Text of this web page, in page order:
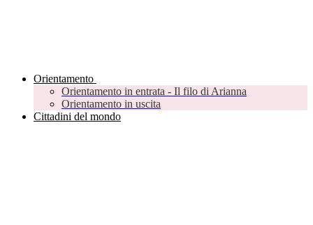
Orientamento
Orientamento in entrata - Il filo di Arianna
Orientamento in uscita
Cittadini del mondo